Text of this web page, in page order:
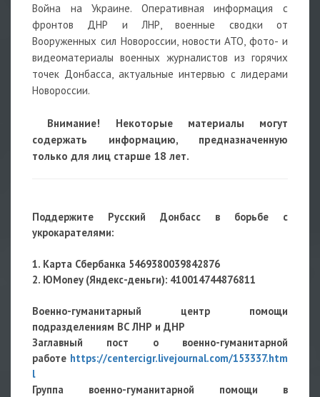
Война на Украине. Оперативная информация с
фронтов ДНР и ЛНР, военные сводки от
Вооруженных сил Новороссии, новости АТО, фото- и
видеоматериалы военных журналистов из горячих
точек Донбасса, актуальные интервью с лидерами
Новороссии.
Внимание! Некоторые материалы могут
содержать информацию, предназначенную
только для лиц старше 18 лет.
Поддержите Русский Донбасс в борьбе с
укрокарателями:
1. Карта Сбербанка 5469380039842876
2. ЮMoney (Яндекс-деньги): 410014744876811
Военно-гуманитарный центр помощи
подразделениям ВС ЛНР и ДНР
Заглавный пост о военно-гуманитарной
работе https://centercigr.livejournal.com/153337.htm
l
Группа военно-гуманитарной помощи в